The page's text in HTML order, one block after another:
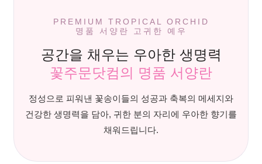
PREMIUM TROPICAL ORCHID
명품 서양란 고귀한 예우
공간을 채우는 우아한 생명력
꽃주문닷컴의 명품 서양란
정성으로 피워낸 꽃송이들의 성공과 축복의 메세지와
건강한 생명력을 담아, 귀한 분의 자리에 우아한 향기를
채워드립니다.